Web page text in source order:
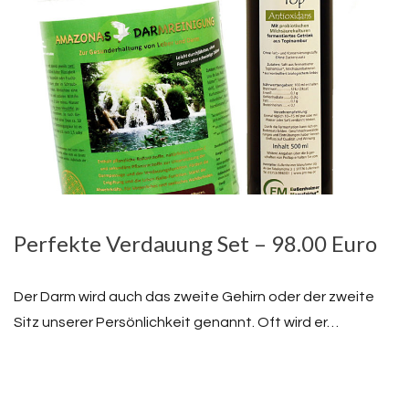
Perfekte Verdauung Set – 98.00 Euro
Der Darm wird auch das zweite Gehirn oder der zweite
Sitz unserer Persönlichkeit genannt. Oft wird er…